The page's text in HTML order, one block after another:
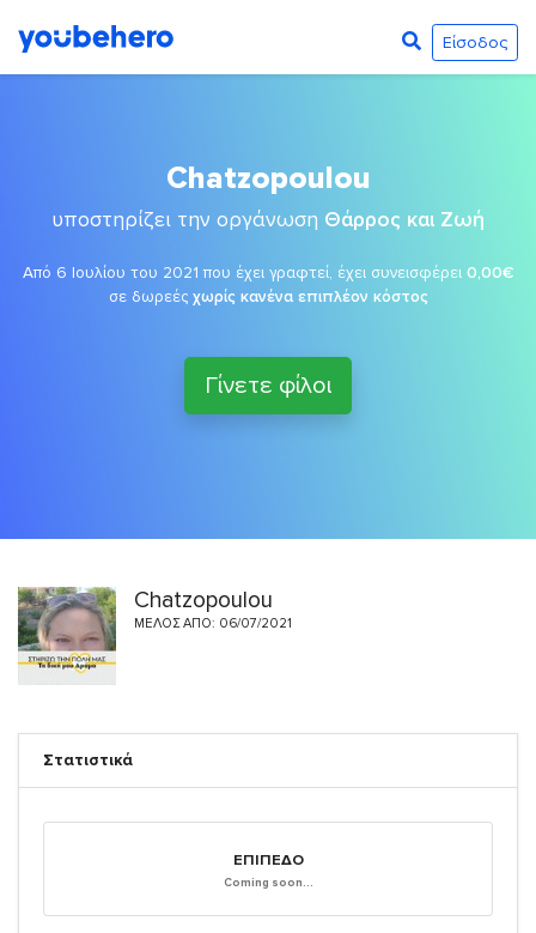
Είσοδος
Chatzopoulou
υποστηρίζει την οργάνωση Θάρρος και Ζωή
Από 6 Ιουλίου του 2021 που έχει γραφτεί, έχει συνεισφέρει 0,00€
σε δωρεές χωρίς κανένα επιπλέον κόστος
Γίνετε φίλοι
Chatzopoulou
ΜΈΛΟΣ ΑΠΌ: 06/07/2021
Στατιστικά
ΕΠΊΠΕΔΟ
Coming soon...